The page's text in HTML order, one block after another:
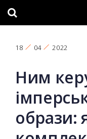
18 04 2022
Ним
образи: